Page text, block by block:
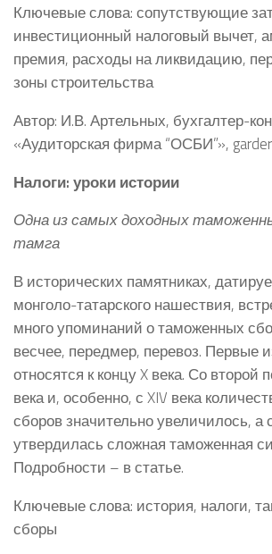
Ключевые слова: сопутствующие
инвестиционный налоговый вычет,
премия, расходы на ликвидацию,
зоны строительства
Автор: И.В. Артельных, бухгалтер-
«Аудиторская фирма “ОСБИ”»,
Налоги: уроки истории
Одна из самых доходных
тамга
В исторических памятниках,
монголо-татарского нашествия,
много упоминаний о таможенных
весчее, передмер, перевоз. Первые
относятся к концу X века. Со второй
века и, особенно, с XIV века
сборов значительно увеличилось, а
утвердилась сложная таможенная
Подробности – в статье.
Ключевые слова: история, налоги,
сборы